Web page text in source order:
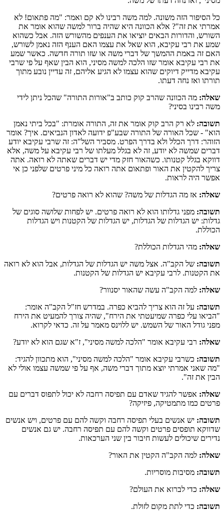
כל הסיפור הזה משונה. למה משה רבינו לא קם ואמר: "מה פתאום! לא
אמרתי את זה"? אלא הכוונה היא שהיה ברור למשה שהוא אומר את
השורש, והדורות הבאים יוציאו את הענפים מהשורש הזה. אבל כשהוא
שמע את רבי עקיבא, הוא שאל את עצמו האם הענף הזה נאמן לשורש,
האם זה באמת ההמשך של דברי משה או שזו תורה חדשה. כאשר שמע
את רבי עקיבא אומר שזו הלכה למשה מסיני, הוא הבין שאף על פי שרבי
עקיבא מדייק דיוקים שהוא עצמו לא הגיע אליהם, זה עדיין נובע מתוך
תורתו ואז נחה דעתו.
שאלה: מה הכוונה שהרב קוק כותב ב"אורות התורה" שהכל ניתן לידי
משה רבינו בסיני?
תשובה: לא רק הרב קוק אומר את זה, התורה אומרת: "בכל ביתי נאמן
הוא" - שכל האורה של התורה שבע"פ ידועה לאדון הנביאים. איך? אומר
הזוהר: דרך הכלל ולא בדרך הפרט. מסביר השל"ה: זה שרבי עקיבא יודע
דברים שמשה לא יודע, זה לא בגלל מעלתו של רבי עקיבא על משה, אלא
דווקא בגלל קטנותו. כשהאור חזק מדי יש דברים שאתה לא רואה. אתה
צריך להקטין את האור ופתאום אתה רואה כל מיני פרטים שלפני כן אי
אפשר היה לראות.
שאלה: אז מה הגדלות של משה? שהוא לא רואה פרטים?
תשובה: מפני גדלותו הוא לא רואה פרטים. יש לפחות שלושה סוגים של
גדלות: יש הגדלות של הגדלות, יש הגדלות של הקטנות ויש הגדלות
הכוללת.
שאלה: מהי הגדלות הכוללת?
תשובה: של הקב"ה. אצל משה יש הגדלות של הגדלות, אבל הוא לא רואה
את הקטנות. לרבי עקיבא יש הגדלות של הקטנות.
שאלה: למה הקב"ה עשה שהאור יסנוור?
תשובה: על זה הוא צריך להביא כפרה. במדרש חז"ל הקב"ה אומר:
"הביאו עלי כפרה שמיעטתי את הירח", שהיה צורך להמעיט את הירח
מפני גודל האור של השמש. יש ללוינס מאמר על זה. כדאי לקרוא.
שאלה: רבי עקיבא אומר "הלכה למשה מסיני", ז"א שגם הוא לא יודע?
תשובה: כשרבי עקיבא אומר "הלכה למשה מסיני", הוא מתכוון להגיד:
"מה שאני אמרתי יוצא מתוך דברי משה, אף על פי שמשה עצמו אולי לא
הבין את זה".
שאלה: אפשר להגיד שאדם עם תפיסה רחבה לא יכול לתפוס דברים עם
פרטים כמו מתמטיקה, פיזיקה?
תשובה: יש אנשים בעלי תפיסה רחבה וקשה להם עם פרטים, ויש אנשים
שדווקא תופסים פרטים וקשה להם עם תפיסה רחבה. יש גם אנשים
נדירים שיכולים לעשות חיבור בין שני הערכאות.
שאלה: למה הקב"ה הקטין את האור?
תשובה: מסיבות מוסריות.
שאלה: כדי לברוא את העולם?
תשובה: כדי לתת מקום לזולת.